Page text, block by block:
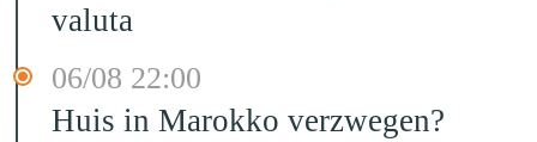
valuta
06/08 22:00
Huis in Marokko verzwegen?